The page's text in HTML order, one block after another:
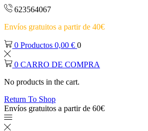
623564067
Envíos gratuitos a partir de 40€
0 Productos 0,00 € 0
0 CARRO DE COMPRA
No products in the cart.
Return To Shop
Envíos gratuitos a partir de 60€